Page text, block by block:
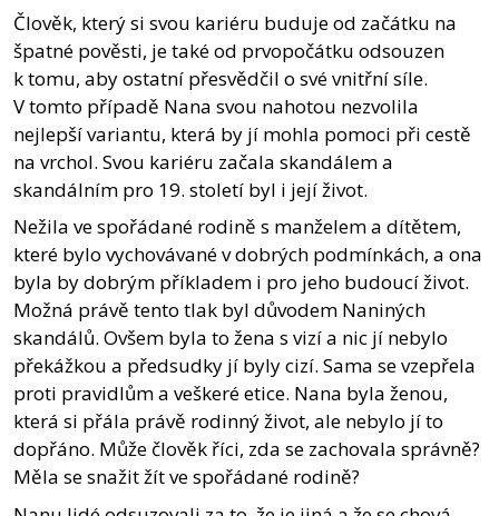
Člověk, který si svou kariéru buduje od začátku na
špatné pověsti, je také od prvopočátku odsouzen
k tomu, aby ostatní přesvědčil o své vnitřní síle.
V tomto případě Nana svou nahotou nezvolila
nejlepší variantu, která by jí mohla pomoci při cestě
na vrchol. Svou kariéru začala skandálem a
skandálním pro 19. století byl i její život.
Nežila ve spořádané rodině s manželem a dítětem,
které bylo vychovávané v dobrých podmínkách, a ona
byla by dobrým příkladem i pro jeho budoucí život.
Možná právě tento tlak byl důvodem Naniných
skandálů. Ovšem byla to žena s vizí a nic jí nebylo
překážkou a předsudky jí byly cizí. Sama se vzepřela
proti pravidlům a veškeré etice. Nana byla ženou,
která si přála právě rodinný život, ale nebylo jí to
dopřáno. Může člověk říci, zda se zachovala správně?
Měla se snažit žít ve spořádané rodině?